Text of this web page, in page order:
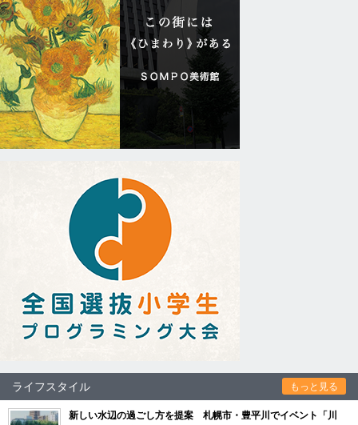
ライフスタイル もっと見る
新しい水辺の過ごし方を提案 札幌市・豊平川でイベント「川